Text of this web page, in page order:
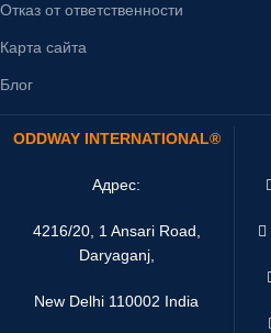
Отказ от ответственности
Карта сайта
Блог
ODDWAY INTERNATIONAL®
Адрес:
4216/20, 1 Ansari Road,
Daryaganj,
New Delhi 110002 India